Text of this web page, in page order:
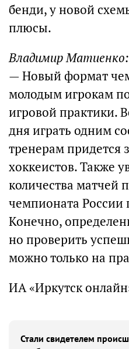
бенди, у новой
плюсы.
Владимир Матиенко:
— Новый формат
молодым игрокам
игровой практики.
дня играть одним
тренерам придется
хоккеистов. Также
количества матчей
чемпионата
Конечно,
но проверить
можно только на
ИА «Иркутск
Стали свидетелем